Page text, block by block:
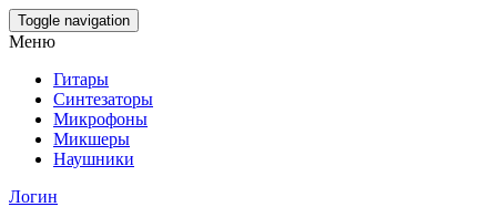
Skip
to
content
Toggle navigation
Меню
Гитары
Синтезаторы
Микрофоны
Микшеры
Наушники
Логин